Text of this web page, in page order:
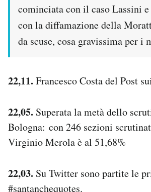
cominciata con il caso Lassini
con la diffamazione della
da scuse, cosa gravissima per i
22,11. Francesco Costa del Post
22,05. Superata la metà dello
Bologna: con 246 sezioni
Virginio Merola è al 51,68%
22,03. Su Twitter sono partite le
#santanchequotes.